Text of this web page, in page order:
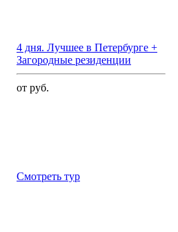
4 дня. Лучшее в Петербурге +
Загородные резиденции
от руб.
Cмотреть тур